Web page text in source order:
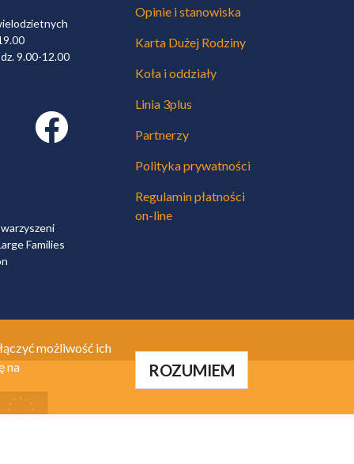
9.00-12.00
Facebook link
Families
Opinie i stanowiska
Karta Dużej Rodziny
Koła i oddziały
Linia 3plus
Partnerzy
Polityka prywatności
Regulamin płatności
on-line
możliwość ich
na
ROZUMIEM